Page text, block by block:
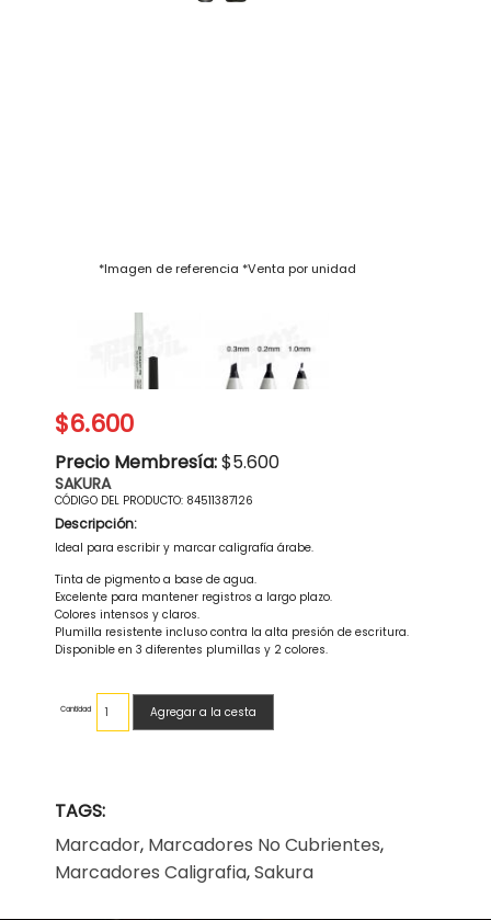
$6.600
Precio Membresía:$5.600
SAKURA
CÓDIGO DEL PRODUCTO: 84511387126
Descripción:
ldeal para escribir y marcar caligrafía árabe.
Tinta de pigmento a base de agua.
Excelente para mantener registros a largo plazo.
Colores intensos y claros.
Plumilla resistente incluso contra la alta presión de escritura.
Disponible en 3 diferentes plumillas y 2 colores.
Cantidad Agregar a la cesta
TAGS:
Marcador, Marcadores No Cubrientes,
Marcadores Caligrafia,Sakura